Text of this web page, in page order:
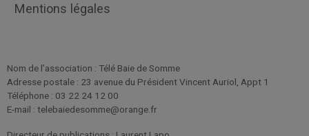
Mentions légales
Nom de l’association : Télé Baie de Somme
Adresse postale : 23 avenue du Président Vincent Auriol, Appt 1
Téléphone : 03 22 24 12 00
E-mail : telebaiedesomme@orange.fr